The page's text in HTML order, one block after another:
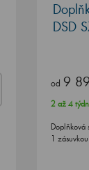
DSD
od 9
2 až 4
1 zásuvkou